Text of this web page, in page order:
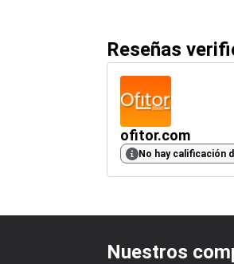
Reseñas
ofitor.com
No hay calificación
Nuestros